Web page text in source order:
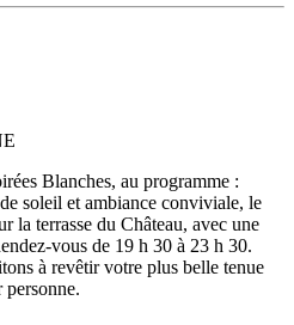
Blanches, au programme :
soleil et ambiance conviviale, le
la terrasse du Château, avec une
vous de 19 h 30 à 23 h 30.
à revêtir votre plus belle tenue